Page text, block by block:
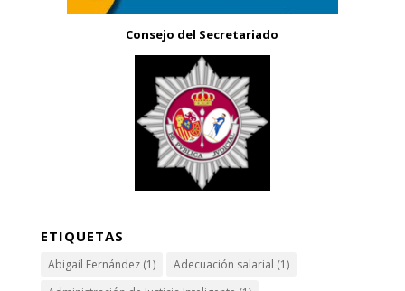
Consejo del Secretariado
ETIQUETAS
Abigail Fernández(1) Adecuación salarial (1)